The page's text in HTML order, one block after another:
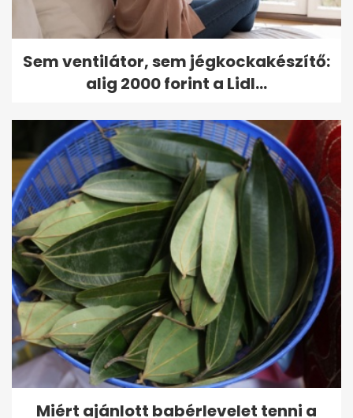
Sem ventilátor, sem jégkockakészítő:
alig 2000 forint a Lidl...
Miért ajánlott babérlevelet tenni a